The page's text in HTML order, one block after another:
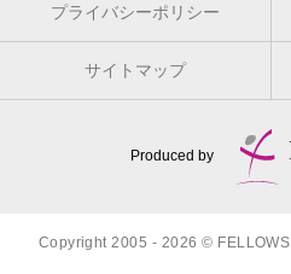
プライバシーポリシー
サイトマップ
Produced by
Copyright 2005 - 2026 ©